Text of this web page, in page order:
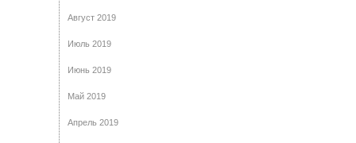
Август 2019
Июль 2019
Июнь 2019
Май 2019
Апрель 2019